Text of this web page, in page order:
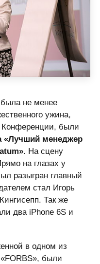
не менее
ужина,
были
«Лучший менеджер
На сцену
на глазах у
разыгран главный
стал Игорь
Так же
два iPhone 6S и
в одном из
были